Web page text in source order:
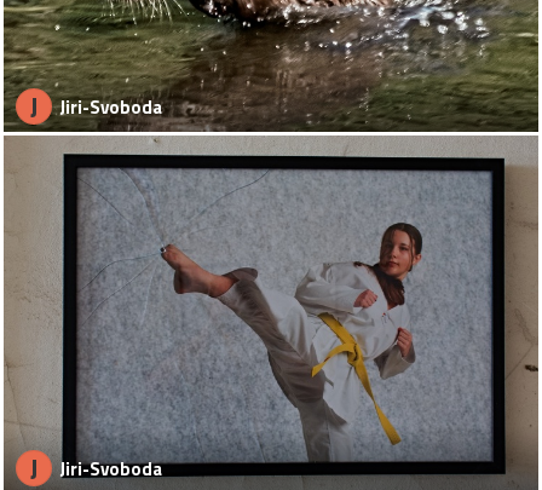
J Jiri-Svoboda
J Jiri-Svoboda